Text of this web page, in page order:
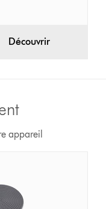
Découvrir
appareil